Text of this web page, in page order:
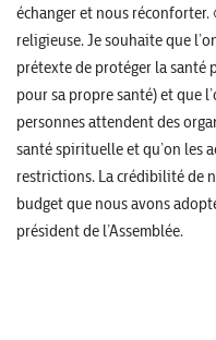
échanger et nous réconforter.
religieuse. Je souhaite que
prétexte de protéger la santé
pour sa propre santé) et que
personnes attendent des
santé spirituelle et qu’on les
restrictions. La crédibilité de
budget que nous avons
président de l’Assemblée.